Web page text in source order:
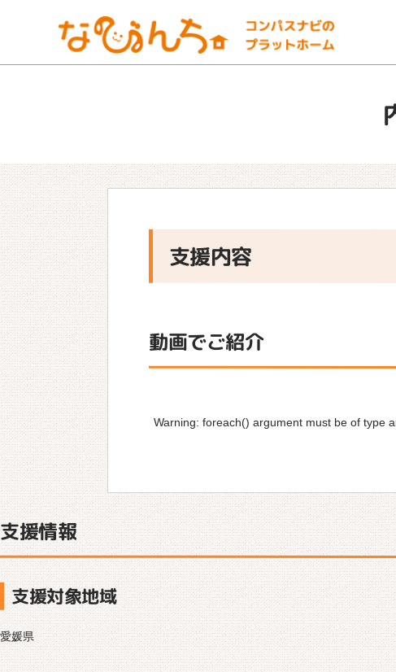
支援内容
動画でご紹介
Warning: foreach() argument must be of type
支援情報
支援対象地域
愛媛県